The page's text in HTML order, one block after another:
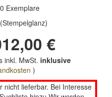
Exemplare
€
inkl. MwSt. inklusive
)
nicht lieferbar. Bei Interesse